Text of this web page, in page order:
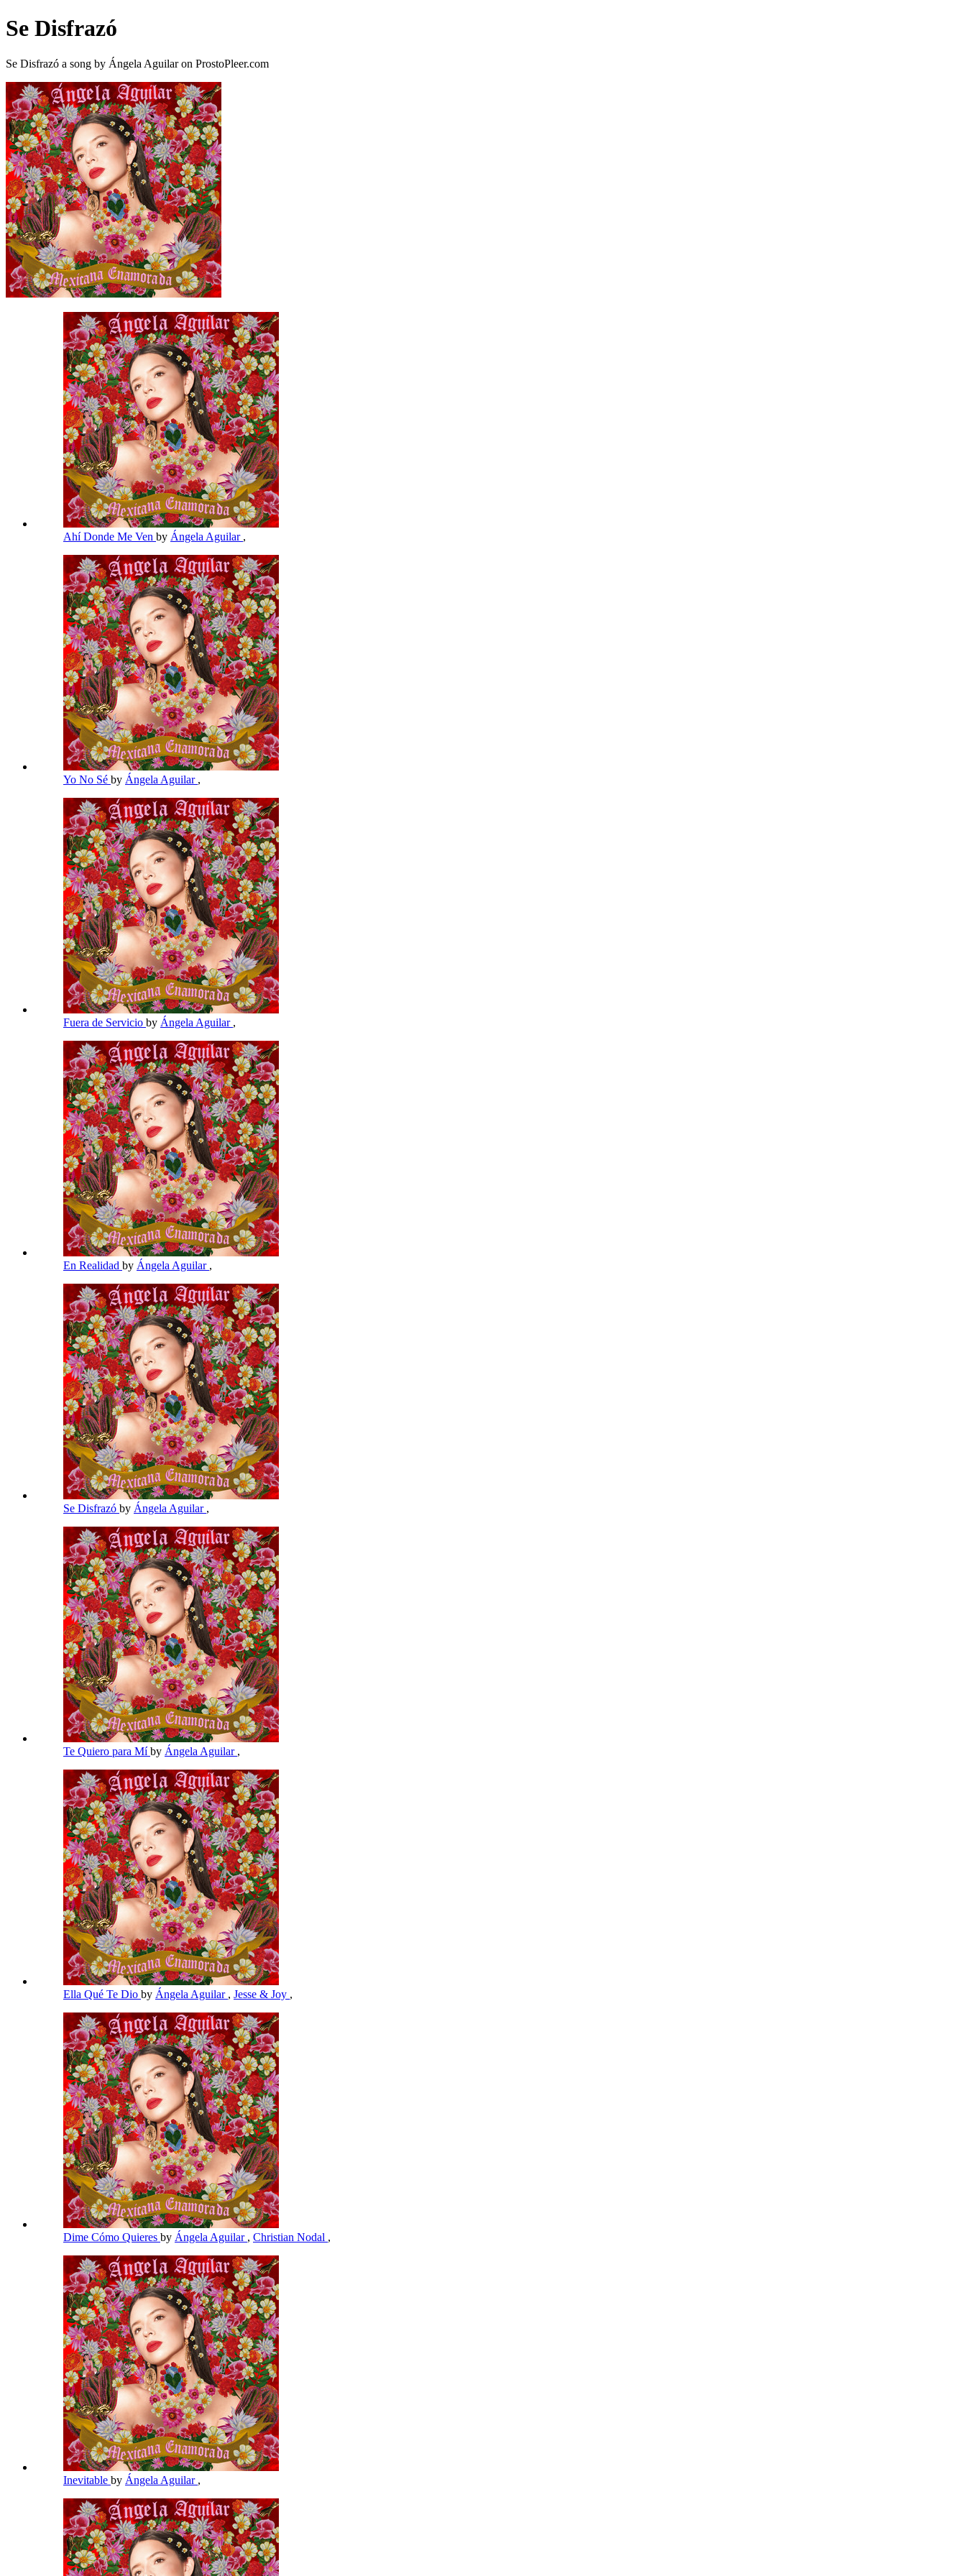
Se Disfrazó
Se Disfrazó a song by Ángela Aguilar on ProstoPleer.com
Ahí Donde Me Ven by Ángela Aguilar ,
Yo No Sé by Ángela Aguilar ,
Fuera de Servicio by Ángela Aguilar ,
En Realidad by Ángela Aguilar ,
Se Disfrazó by Ángela Aguilar ,
Te Quiero para Míby Ángela Aguilar ,
Ella Qué Te Dio by Ángela Aguilar , Jesse & Joy ,
Dime Cómo Quieres by Ángela Aguilar , Christian Nodal ,
Inevitable by Ángela Aguilar ,